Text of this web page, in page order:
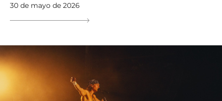
30 de mayo de 2026